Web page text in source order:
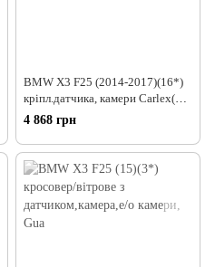
BMW X3 F25 (2014-2017)(16*)
кріпл.датчика, камери Сarlex(б/
у)+
4 868 грн